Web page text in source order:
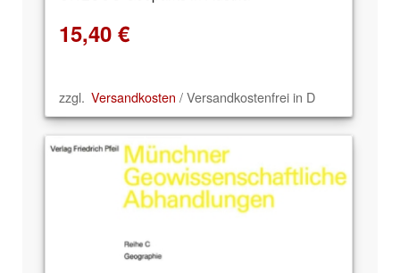
15,40 €
zzgl. Versandkosten / Versandkostenfrei in D